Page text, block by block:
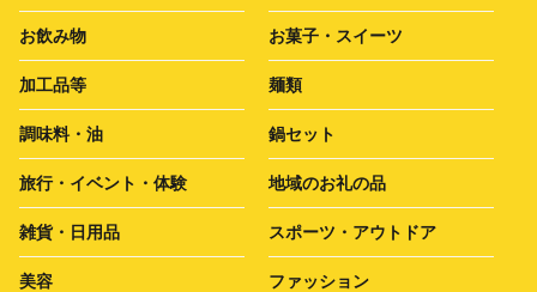
お飲み物 お菓子・スイーツ
加工品等 麺類
調味料・油 鍋セット
旅行・イベント・体験 地域のお礼の品
雑貨・日用品 スポーツ・アウトドア
美容 ファッション